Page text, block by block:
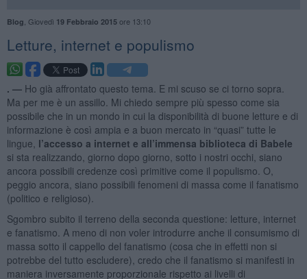
Blog Giovedì 19 Febbraio 2015ore 13:10
Letture, internet e populismo
. — Ho già affrontato questo tema. E mi scuso se ci torno sopra.
Ma per me è un assillo. Mi chiedo sempre più spesso come sia
possibile che in un mondo in cui la disponibilità di buone letture e di
informazione è così ampia e a buon mercato in “quasi” tutte le
lingue, l’accesso a internet e all’immensa biblioteca di Babele
si sta realizzando, giorno dopo giorno, sotto i nostri occhi, siano
ancora possibili credenze così primitive come il populismo. O,
peggio ancora, siano possibili fenomeni di massa come il fanatismo
(politico e religioso).
Sgombro subito il terreno della seconda questione: letture, internet
e fanatismo. A meno di non voler introdurre anche il consumismo di
massa sotto il cappello del fanatismo (cosa che in effetti non si
potrebbe del tutto escludere), credo che il fanatismo si manifesti in
maniera inversamente proporzionale rispetto ai livelli di